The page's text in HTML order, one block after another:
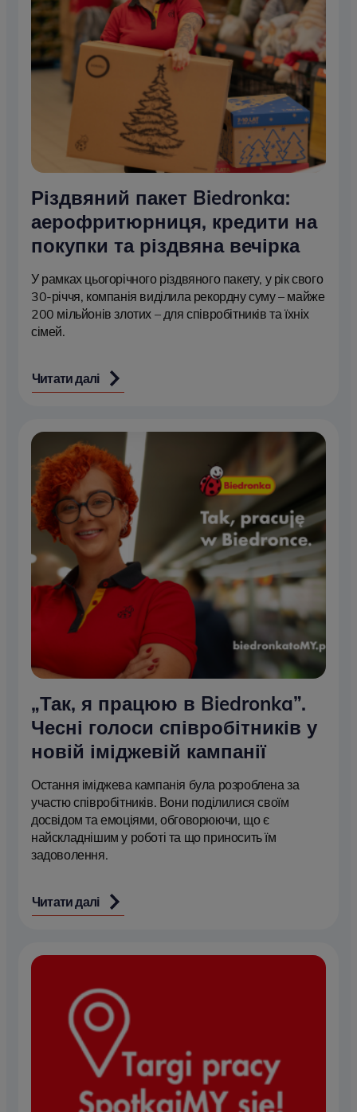
Різдвяний пакет Biedronka:
аерофритюрниця, кредити на
покупки та різдвяна вечірка
У рамках цьогорічного різдвяного пакету, у рік свого
30-річчя, компанія виділила рекордну суму – майже
200 мільйонів злотих – для співробітників та їхніх
сімей.
Читати далі
„Так, я працюю в Biedronka”.
Чесні голоси співробітників у
новій іміджевій кампанії
Остання іміджева кампанія була розроблена за
участю співробітників. Вони поділилися своїм
досвідом та емоціями, обговорюючи, що є
найскладнішим у роботі та що приносить їм
задоволення.
Читати далі